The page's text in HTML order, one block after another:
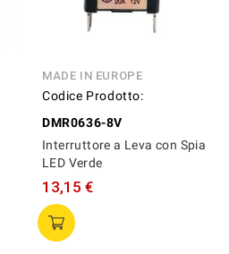
MADE IN EUROPE
Codice Prodotto:
DMR0636-8V
Interruttore a Leva con Spia
LED Verde
13,15 €